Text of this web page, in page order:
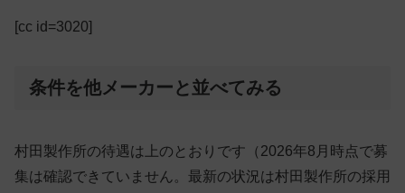
[cc id=3020]
条件を他メーカーと並べてみる
村田製作所の待遇は上のとおりです（2026年8月時点で募
集は確認できていません。最新の状況は村田製作所の採用